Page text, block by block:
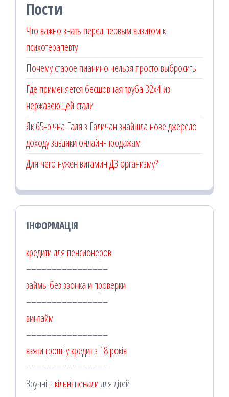
Пости
Что важно знать перед первым визитом к
психотерапевту
Почему старое пианино нельзя просто выбросить
Где применяется бесшовная труба 32х4 из
нержавеющей стали
Як 65-річна Галя з Галичан знайшла нове джерело
доходу завдяки онлайн-продажам
Для чего нужен витамин Д3 организму?
ІНФОРМАЦІЯ
кредити для пенсионеров
––––––––––––––––
займы без звонка и проверки
––––––––––––––––
винтайм
––––––––––––––––
взяти гроші у кредит з 18 років
––––––––––––––––
Зручні шкільні пеналидля дітей